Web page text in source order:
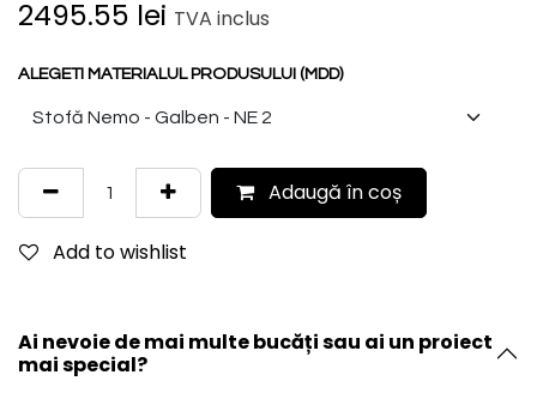
2495.55 lei TVA inclus
ALEGETI MATERIALUL PRODUSULUI (MDD)
Adaugă în coș
Add to wishlist
Ai nevoie de mai multe bucăți sau ai un proiect
mai special?